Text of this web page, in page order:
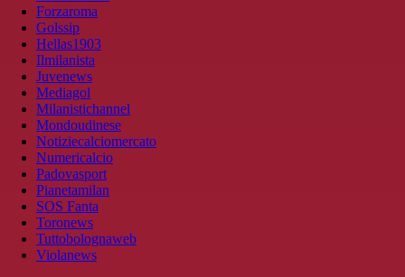
Forzaroma
Golssip
Hellas1903
Ilmilanista
Juvenews
Mediagol
Milanistichannel
Mondoudinese
Notiziecalciomercato
Numericalcio
Padovasport
Pianetamilan
SOS Fanta
Toronews
Tuttobolognaweb
Violanews